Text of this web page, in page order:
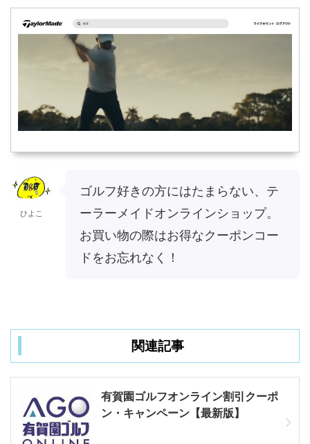
ひよこ
ゴルフ好きの方にはたまらない、テ
ーラーメイドオンラインショップ。
お買い物の際はお得なクーポンコー
ドをお忘れなく！
関連記事
有賀園ゴルフオンライン割引クーポ
ン・キャンペーン【最新版】